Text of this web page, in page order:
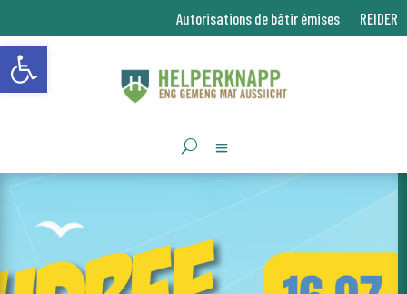
Ouvrir la barre d’outils
Autorisations de bâtir émises REIDER